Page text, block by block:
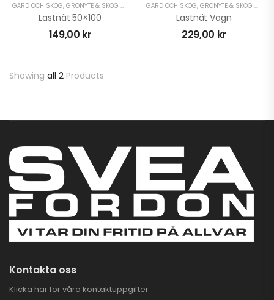
4.995,00kr
25.995,00 kr
SUPERKAMPANJ PÅ
CFMOTO & GOES
ATV
GÅRD OCH SKOG, GRÖNYTE & SKOG ATV GRÖNYTE & SKOG UTV,UTRUSTNING
Lastnät 50×100
149,00 kr
GÅRD OCH SKOG, GRÖNYTE & SKOG ATV
Lastnät Vagn
229,00 kr
Showing all 2 Products
Kontakta oss
Klicka här för våra kontaktuppgifter